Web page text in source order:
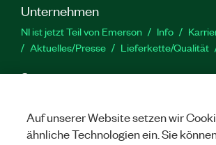
Unternehmen
NI ist jetzt Teil von Emerson Info
Aktuelles/Presse
Lieferkette/Qualität
Support
Produktaktivierung
Serviceanfrage
zur Website
Auf unserer Website setzen wir
ähnliche Technologien ein. Sie